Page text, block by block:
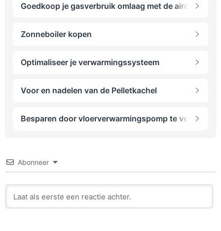
Goedkoop je gasverbruik omlaag met de airco als
Zonneboiler kopen
Optimaliseer je verwarmingssysteem
Voor en nadelen van de Pelletkachel
Besparen door vloerverwarmingspomp te vervangen
Abonneer